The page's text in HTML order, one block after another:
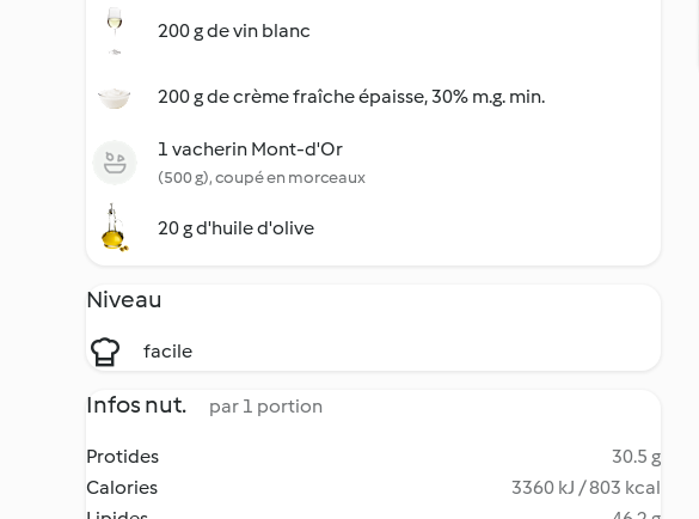
200 g de vin blanc
200 g de crème fraîche épaisse, 30% m.g. min.
1 vacherin Mont-d'Or
(500 g), coupé en morceaux
20 g d'huile d'olive
Niveau
facile
Infos nut. par 1 portion
Protides
30.5 g
Calories
3360 kJ / 803 kcal